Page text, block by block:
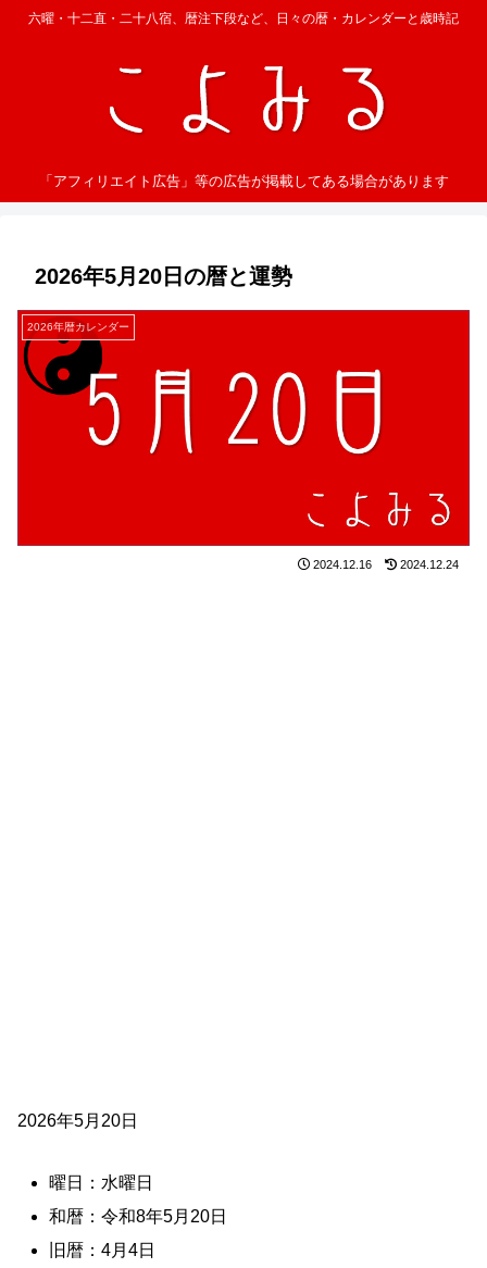
六曜・十二直・二十八宿、暦注下段など、日々の暦・カレンダーと歳時記
「アフィリエイト広告」等の広告が掲載してある場合があります
2026年5月20日の暦と運勢
2026年暦カレンダー
2024.12.16 2024.12.24
2026年5月20日
曜日：水曜日
和暦：令和8年5月20日
旧暦：4月4日